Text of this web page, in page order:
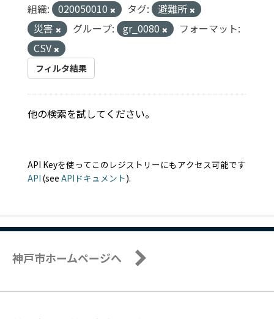
組織: 020050010 タグ:
避難所
災害
グループ: gr_0080
フォーマット:
CSV
フィルタ結果
他の検索を試してください。
API Keyを使ってこのレジストリーにもアクセス可能です
API (see APIドキュメント).
神戸市ホームページへ